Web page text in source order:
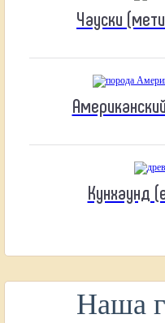
Чауски
Кунхаунд
Наша